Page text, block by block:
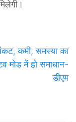
कमी, समस्या का
मोड में हो समाधान-
डीएम